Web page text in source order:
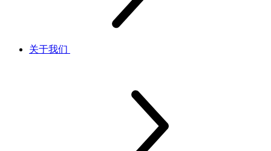
关于我们